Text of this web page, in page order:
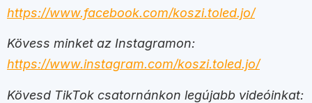
https://www.facebook.com/koszi.toled.jo/
Kövess minket az Instagramon:
https://www.instagram.com/koszi.toled.jo/
Kövesd TikTok csatornánkon legújabb videóinkat: